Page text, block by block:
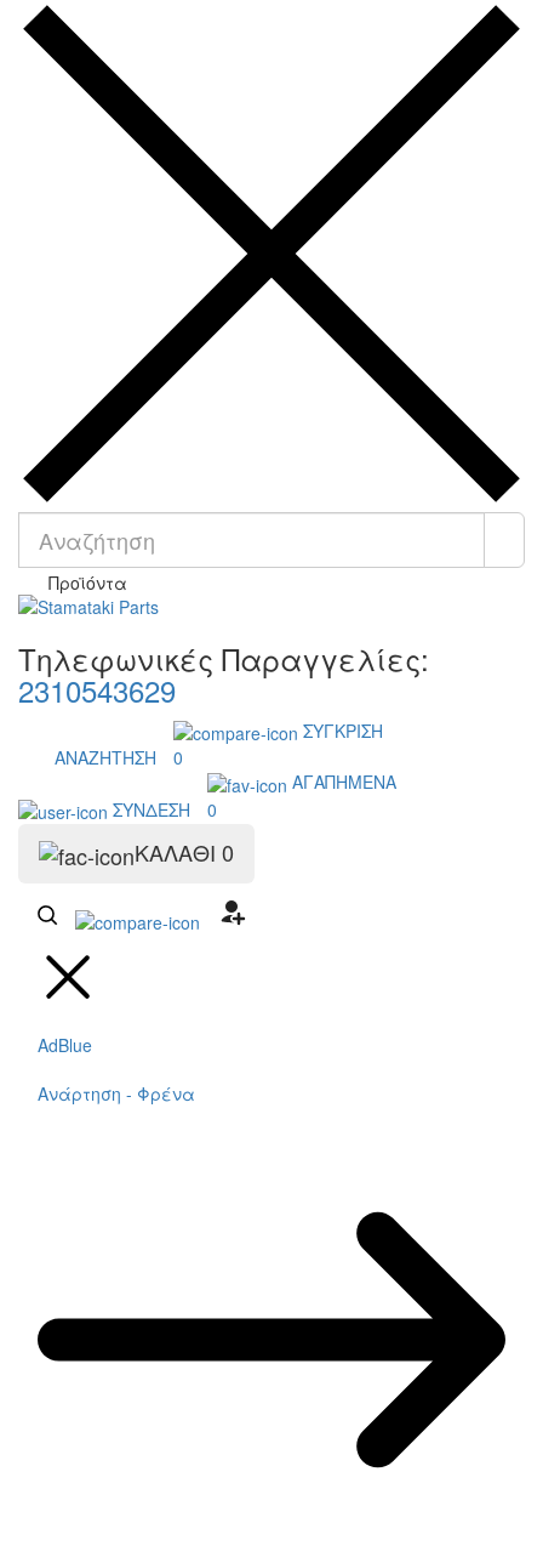
Προϊόντα
Τηλεφωνικές Παραγγελίες:
2310543629
ΑΝΑΖΗΤΗΣΗ
ΣΥΓΚΡΙΣΗ
0
ΣΥΝΔΕΣΗ
ΑΓΑΠΗΜΕΝΑ
0
ΚΑΛΑΘΙ 0
AdBlue
Ανάρτηση - Φρένα